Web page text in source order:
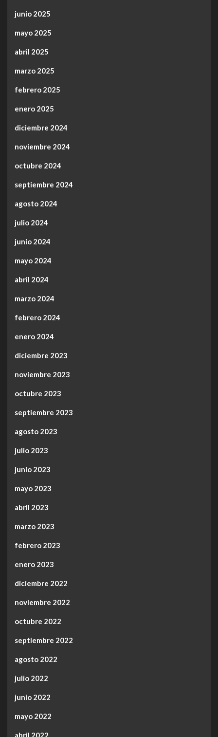
junio 2025
mayo 2025
abril 2025
marzo 2025
febrero 2025
enero 2025
diciembre 2024
noviembre 2024
octubre 2024
septiembre 2024
agosto 2024
julio 2024
junio 2024
mayo 2024
abril 2024
marzo 2024
febrero 2024
enero 2024
diciembre 2023
noviembre 2023
octubre 2023
septiembre 2023
agosto 2023
julio 2023
junio 2023
mayo 2023
abril 2023
marzo 2023
febrero 2023
enero 2023
diciembre 2022
noviembre 2022
octubre 2022
septiembre 2022
agosto 2022
julio 2022
junio 2022
mayo 2022
abril 2022